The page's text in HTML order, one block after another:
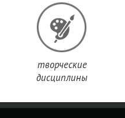
творческие
дисциплины